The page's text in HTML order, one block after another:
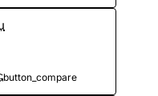
button_compare